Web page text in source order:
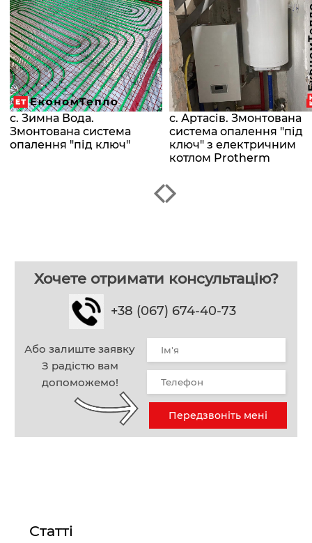
с. Зимна Вода.
Змонтована система
опалення "під ключ"
с. Артасів. Змонтована
система опалення "під
ключ" з електричним
котлом Protherm
Хочете отримати консультацію?
+38 (067) 674-40-73
Або залиште заявку
З радістю вам
допоможемо!
Передзвоніть мені
Статті